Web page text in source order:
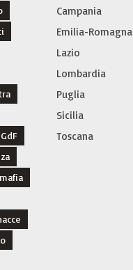
GdF
mafia
Campania
Emilia-Romagna
Lazio
Lombardia
Puglia
Sicilia
Toscana